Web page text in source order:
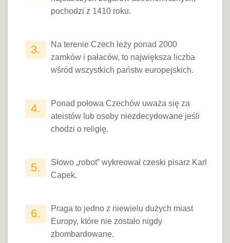
pochodzi z 1410 roku.
3.
Na terenie Czech leży ponad 2000
zamków i pałaców, to największa liczba
wśród wszystkich państw europejskich.
4.
Ponad połowa Czechów uważa się za
ateistów lub osoby niezdecydowane jeśli
chodzi o religię.
5.
Słowo „robot” wykreował czeski pisarz Karl
Capek.
6.
Praga to jedno z niewielu dużych miast
Europy, które nie zostało nigdy
zbombardowane.